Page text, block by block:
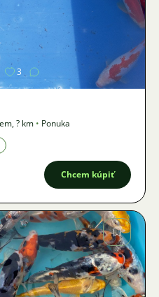
Obrázok
3
,? km • Ponuka
Chcem kúpiť
Obrázok